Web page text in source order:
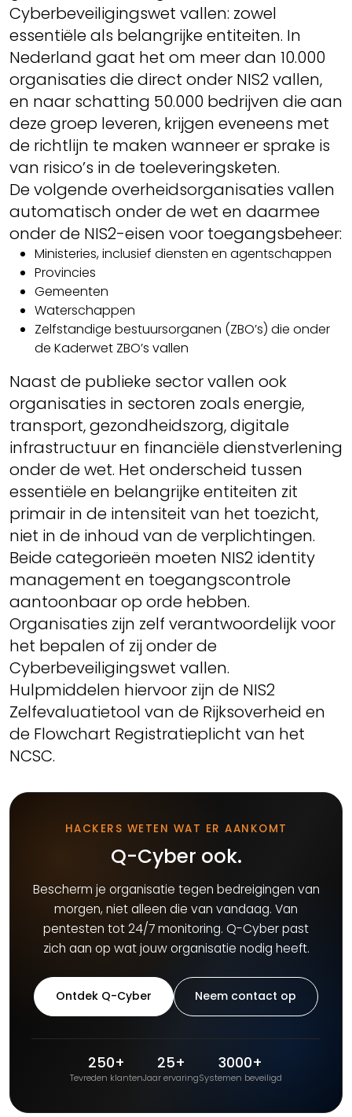
Cyberbeveiligingswet vallen: zowel
essentiële als belangrijke entiteiten. In
Nederland gaat het om meer dan 10.000
organisaties die direct onder NIS2 vallen,
en naar schatting 50.000 bedrijven die aan
deze groep leveren, krijgen eveneens met
de richtlijn te maken wanneer er sprake is
van risico’s in de toeleveringsketen.
De volgende overheidsorganisaties vallen
automatisch onder de wet en daarmee
onder de NIS2-eisen voor toegangsbeheer:
Ministeries, inclusief diensten en agentschappen
Provincies
Gemeenten
Waterschappen
Zelfstandige bestuursorganen (ZBO’s) die onder
de Kaderwet ZBO’s vallen
Naast de publieke sector vallen ook
organisaties in sectoren zoals energie,
transport, gezondheidszorg, digitale
infrastructuur en financiële dienstverlening
onder de wet. Het onderscheid tussen
essentiële en belangrijke entiteiten zit
primair in de intensiteit van het toezicht,
niet in de inhoud van de verplichtingen.
Beide categorieën moeten NIS2 identity
management en toegangscontrole
aantoonbaar op orde hebben.
Organisaties zijn zelf verantwoordelijk voor
het bepalen of zij onder de
Cyberbeveiligingswet vallen.
Hulpmiddelen hiervoor zijn de NIS2
Zelfevaluatietool van de Rijksoverheid en
de Flowchart Registratieplicht van het
NCSC.
HACKERS WETEN WAT ER AANKOMT
Q-Cyber ook.
Bescherm je organisatie tegen bedreigingen van
morgen, niet alleen die van vandaag. Van
pentesten tot 24/7 monitoring. Q-Cyber past
zich aan op wat jouw organisatie nodig heeft.
Ontdek Q-Cyber Neem contact op
250+
Tevreden klanten
25+
Jaar ervaring
3000+
Systemen beveiligd